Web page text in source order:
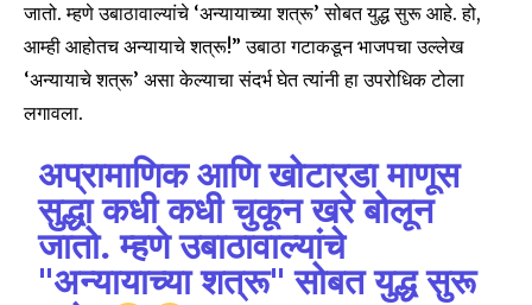
जातो. म्हणे उबाठावाल्यांचे ‘अन्यायाच्या शत्रू’ सोबत युद्ध सुरू आहे. हो,
आम्ही आहोतच अन्यायाचे शत्रू!” उबाठा गटाकडून भाजपचा उल्लेख
‘अन्यायाचे शत्रू’ असा केल्याचा संदर्भ घेत त्यांनी हा उपरोधिक टोला
लगावला.
अप्रामाणिक आणि खोटारडा माणूस
सुद्धा कधी कधी चुकून खरे बोलून
जातो. म्हणे उबाठावाल्यांचे
"अन्यायाच्या शत्रू" सोबत युद्ध सुरू